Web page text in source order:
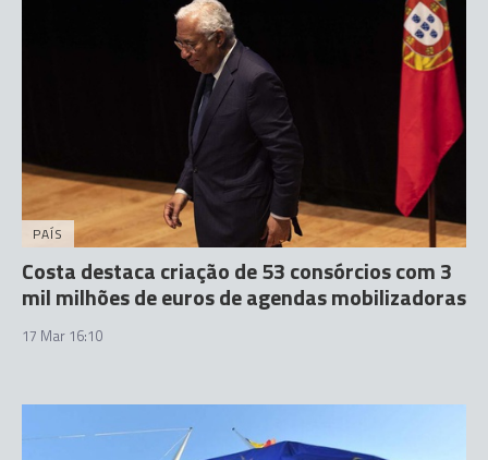
PAÍS
Costa destaca criação de 53 consórcios com 3
mil milhões de euros de agendas mobilizadoras
17 Mar 16:10